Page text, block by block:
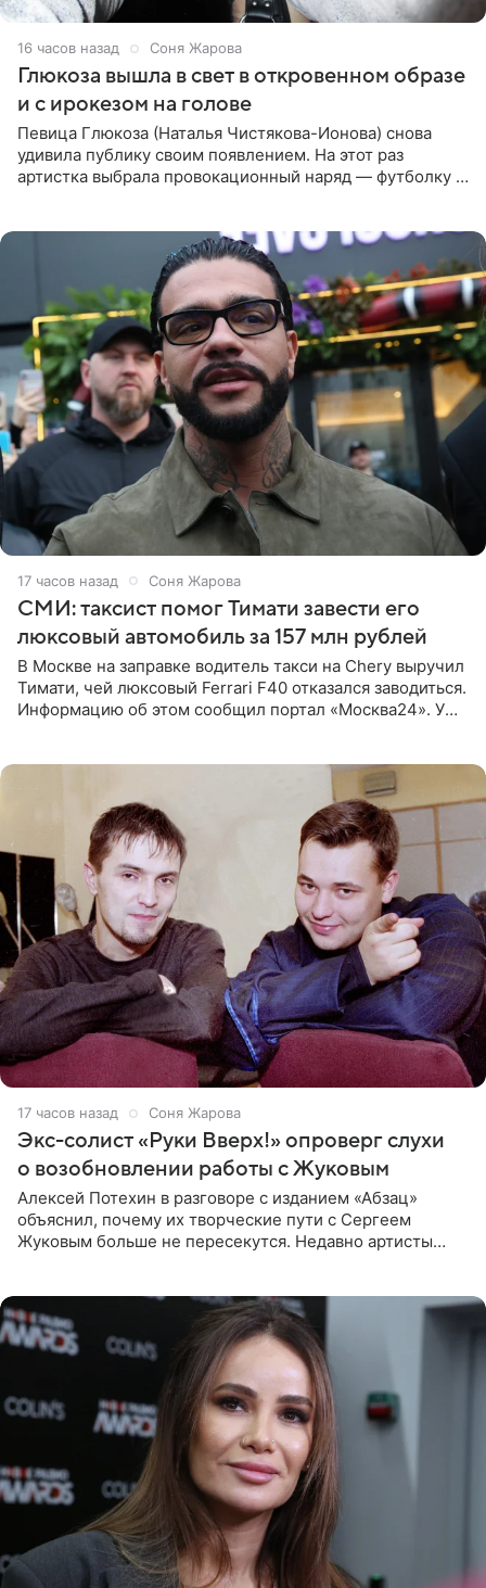
16 часов назад Соня Жарова
Глюкоза вышла в свет в откровенном образе
и с ирокезом на голове
Певица Глюкоза (Наталья Чистякова-Ионова) снова
удивила публику своим появлением. На этот раз
артистка выбрала провокационный наряд — футболку с
17 часов назад Соня Жарова
СМИ: таксист помог Тимати завести его
люксовый автомобиль за 157 млн рублей
В Москве на заправке водитель такси на Chery выручил
Тимати, чей люксовый Ferrari F40 отказался заводиться.
Информацию об этом сообщил портал «Москва24». У
17 часов назад Соня Жарова
Экс-солист «Руки Вверх!» опроверг слухи
о возобновлении работы с Жуковым
Алексей Потехин в разговоре с изданием «Абзац»
объяснил, почему их творческие пути с Сергеем
Жуковым больше не пересекутся. Недавно артисты